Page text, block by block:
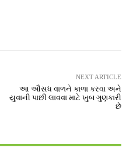
NEXT ARTICLE
આ ઔસધ વાળને કાળા કરવા અને
યુવાની પાછી લાવવા માટે ખુબ ગુણકારી
છે